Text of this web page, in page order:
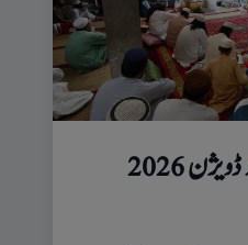
2026